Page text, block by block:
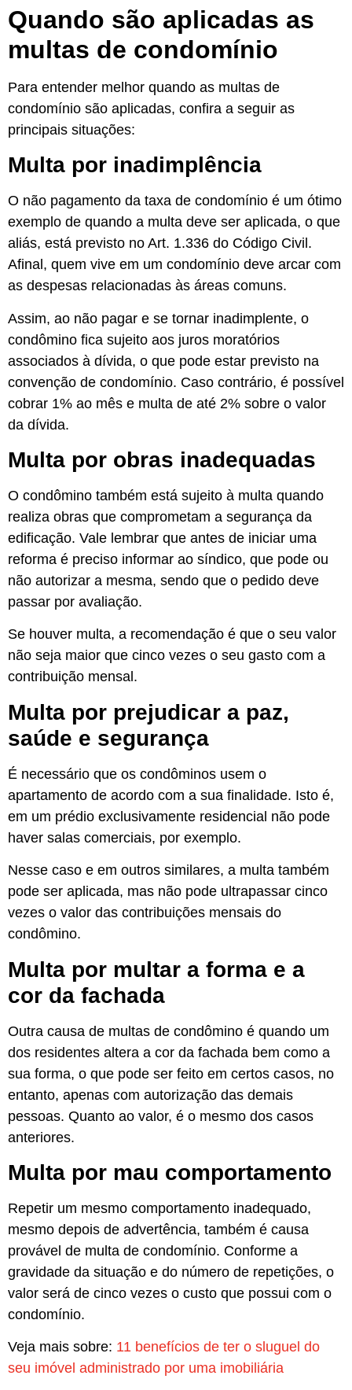
Quando são aplicadas as
multas de condomínio
Para entender melhor quando as multas de
condomínio são aplicadas, confira a seguir as
principais situações:
Multa por inadimplência
O não pagamento da taxa de condomínio é um ótimo
exemplo de quando a multa deve ser aplicada, o que
aliás, está previsto no Art. 1.336 do Código Civil.
Afinal, quem vive em um condomínio deve arcar com
as despesas relacionadas às áreas comuns.
Assim, ao não pagar e se tornar inadimplente, o
condômino fica sujeito aos juros moratórios
associados à dívida, o que pode estar previsto na
convenção de condomínio. Caso contrário, é possível
cobrar 1% ao mês e multa de até 2% sobre o valor
da dívida.
Multa por obras inadequadas
O condômino também está sujeito à multa quando
realiza obras que comprometam a segurança da
edificação. Vale lembrar que antes de iniciar uma
reforma é preciso informar ao síndico, que pode ou
não autorizar a mesma, sendo que o pedido deve
passar por avaliação.
Se houver multa, a recomendação é que o seu valor
não seja maior que cinco vezes o seu gasto com a
contribuição mensal.
Multa por prejudicar a paz,
saúde e segurança
É necessário que os condôminos usem o
apartamento de acordo com a sua finalidade. Isto é,
em um prédio exclusivamente residencial não pode
haver salas comerciais, por exemplo.
Nesse caso e em outros similares, a multa também
pode ser aplicada, mas não pode ultrapassar cinco
vezes o valor das contribuições mensais do
condômino.
Multa por multar a forma e a
cor da fachada
Outra causa de multas de condômino é quando um
dos residentes altera a cor da fachada bem como a
sua forma, o que pode ser feito em certos casos, no
entanto, apenas com autorização das demais
pessoas. Quanto ao valor, é o mesmo dos casos
anteriores.
Multa por mau comportamento
Repetir um mesmo comportamento inadequado,
mesmo depois de advertência, também é causa
provável de multa de condomínio. Conforme a
gravidade da situação e do número de repetições, o
valor será de cinco vezes o custo que possui com o
condomínio.
Veja mais sobre: 11 benefícios de ter o sluguel do
seu imóvel administrado por uma imobiliária